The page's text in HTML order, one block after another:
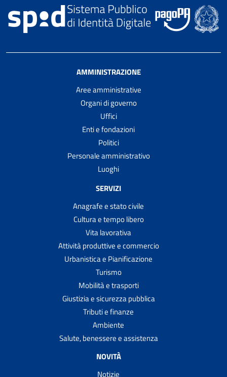
AMMINISTRAZIONE
Aree amministrative
Organi di governo
Uffici
Enti e fondazioni
Politici
Personale amministrativo
Luoghi
SERVIZI
Anagrafe e stato civile
Cultura e tempo libero
Vita lavorativa
Attività produttive e commercio
Urbanistica e Pianificazione
Turismo
Mobilità e trasporti
Giustizia e sicurezza pubblica
Tributi e finanze
Ambiente
Salute, benessere e assistenza
NOVITÀ
Notizie